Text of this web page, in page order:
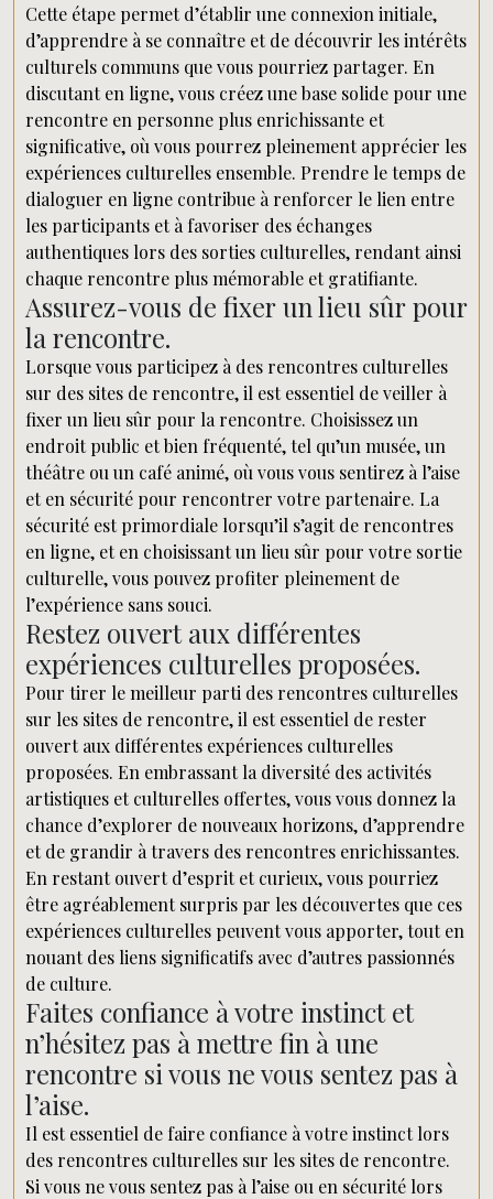
Cette étape permet d’établir une connexion initiale,
d’apprendre à se connaître et de découvrir les intérêts
culturels communs que vous pourriez partager. En
discutant en ligne, vous créez une base solide pour une
rencontre en personne plus enrichissante et
significative, où vous pourrez pleinement apprécier les
expériences culturelles ensemble. Prendre le temps de
dialoguer en ligne contribue à renforcer le lien entre
les participants et à favoriser des échanges
authentiques lors des sorties culturelles, rendant ainsi
chaque rencontre plus mémorable et gratifiante.
Assurez-vous de fixer un lieu sûr pour
la rencontre.
Lorsque vous participez à des rencontres culturelles
sur des sites de rencontre, il est essentiel de veiller à
fixer un lieu sûr pour la rencontre. Choisissez un
endroit public et bien fréquenté, tel qu’un musée, un
théâtre ou un café animé, où vous vous sentirez à l’aise
et en sécurité pour rencontrer votre partenaire. La
sécurité est primordiale lorsqu’il s’agit de rencontres
en ligne, et en choisissant un lieu sûr pour votre sortie
culturelle, vous pouvez profiter pleinement de
l’expérience sans souci.
Restez ouvert aux différentes
expériences culturelles proposées.
Pour tirer le meilleur parti des rencontres culturelles
sur les sites de rencontre, il est essentiel de rester
ouvert aux différentes expériences culturelles
proposées. En embrassant la diversité des activités
artistiques et culturelles offertes, vous vous donnez la
chance d’explorer de nouveaux horizons, d’apprendre
et de grandir à travers des rencontres enrichissantes.
En restant ouvert d’esprit et curieux, vous pourriez
être agréablement surpris par les découvertes que ces
expériences culturelles peuvent vous apporter, tout en
nouant des liens significatifs avec d’autres passionnés
de culture.
Faites confiance à votre instinct et
n’hésitez pas à mettre fin à une
rencontre si vous ne vous sentez pas à
l’aise.
Il est essentiel de faire confiance à votre instinct lors
des rencontres culturelles sur les sites de rencontre.
Si vous ne vous sentez pas à l’aise ou en sécurité lors